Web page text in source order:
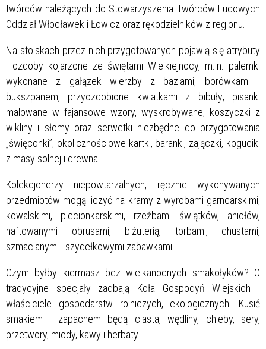
twórców należących do Stowarzyszenia Twórców Ludowych
Oddział Włocławek i Łowicz oraz rękodzielników z regionu.
Na stoiskach przez nich przygotowanych pojawią się atrybuty
i ozdoby kojarzone ze świętami Wielkiejnocy, m.in. palemki
wykonane z gałązek wierzby z baziami, borówkami i
bukszpanem, przyozdobione kwiatkami z bibuły; pisanki
malowane w fajansowe wzory, wyskrobywane; koszyczki z
wikliny i słomy oraz serwetki niezbędne do przygotowania
„święconki”; okolicznościowe kartki, baranki, zajączki, koguciki
z masy solnej i drewna.
Kolekcjonerzy niepowtarzalnych, ręcznie wykonywanych
przedmiotów mogą liczyć na kramy z wyrobami garncarskimi,
kowalskimi, plecionkarskimi, rzeźbami świątków, aniołów,
haftowanymi obrusami, biżuterią, torbami, chustami,
szmacianymi i szydełkowymi zabawkami.
Czym byłby kiermasz bez wielkanocnych smakołyków? O
tradycyjne specjały zadbają Koła Gospodyń Wiejskich i
właściciele gospodarstw rolniczych, ekologicznych. Kusić
smakiem i zapachem będą ciasta, wędliny, chleby, sery,
przetwory, miody, kawy i herbaty.